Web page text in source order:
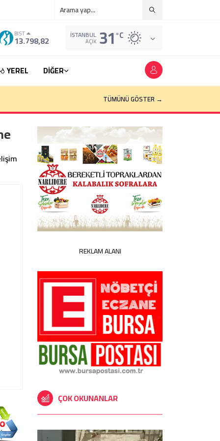
BIST
13.798,82 İSTANBUL
AÇIK 31°C
YEREL
DİĞER
TÜMÜNÜ GÖSTER →
REKLAM ALANI
ÇOK OKUNANLAR